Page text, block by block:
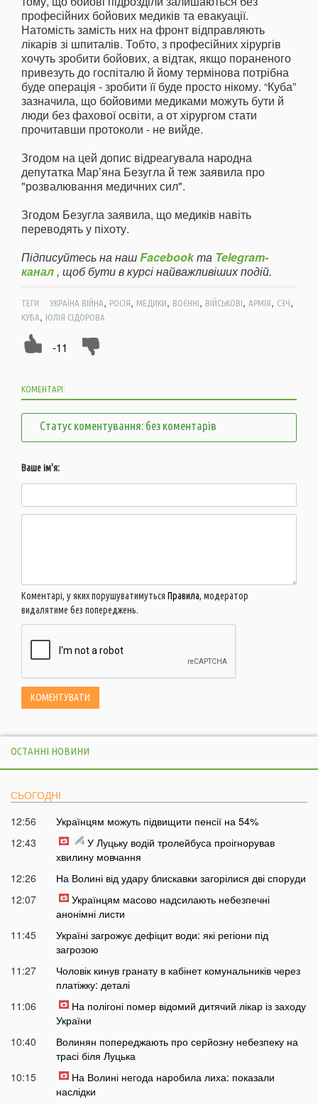
професійних бойових медиків та евакуації.
Натомість замість них на фронт відправляють
лікарів зі шпиталів. Тобто, з професійних хірургів
хочуть зробити бойових, а відтак, якщо пораненого
привезуть до госпіталю й йому термінова потрібна
буде операція - зробити її буде просто нікому. “Куба”
зазначила, що бойовими медиками можуть бути й
люди без фахової освіти, а от хірургом стати
прочитавши протоколи - не вийде.
Згодом на цей допис відреагувала народна
депутатка Мар’яна Безугла й теж заявила про
"розвалювання медичних сил".
Згодом Безугла заявила, що медиків навіть
переводять у піхоту.
Підписуйтесь на нашFacebookта Telegram-
канал, щоб бути в курсі найважливіших подій.
ТЕГИ: УКРАЇНА ВІЙНА, РОСІЯ, МЕДИКИ, ВОЄННІ, ВІЙСЬКОВІ, АРМІЯ, СЗЧ,
КУБА, ЮЛІЯ СІДОРОВА
-11
КОМЕНТАРІ:
Статус коментування: без коментарів
Ваше ім'я:
Коментарі, у яких порушуватимуться Правила, модератор
видалятиме без попереджень.
ОСТАННІ НОВИНИ
СЬОГОДНІ
12:56
Українцям можуть підвищити пенсії на 54%
12:43
У Луцьку водій тролейбуса проігнорував
хвилину мовчання
12:26
На Волині від удару блискавки загорілися дві споруди
12:07
Українцям масово надсилають небезпечні
анонімні листи
11:45
Україні загрожує дефіцит води: які регіони під
загрозою
11:27
Чоловік кинув гранату в кабінет комунальників через
платіжку: деталі
11:06
На полігоні помер відомий дитячий лікар із заходу
України
10:40
Волинян попереджають про серйозну небезпеку на
трасі біля Луцька
10:15
На Волині негода наробила лиха: показали
наслідки